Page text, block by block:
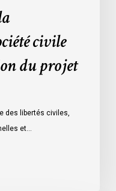
civile
du projet
des libertés civiles,
et…